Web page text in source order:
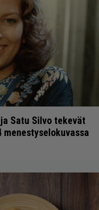
Satu Silvo tekevät